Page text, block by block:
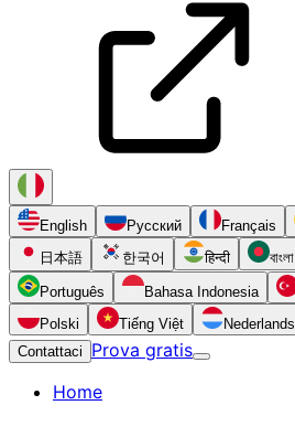
English Русский Français
日本語
한국어 हिन्दी বাংলা
Português Bahasa Indonesia
Polski
Tiếng Việt Nederlands
Contattaci
Prova gratis
Home